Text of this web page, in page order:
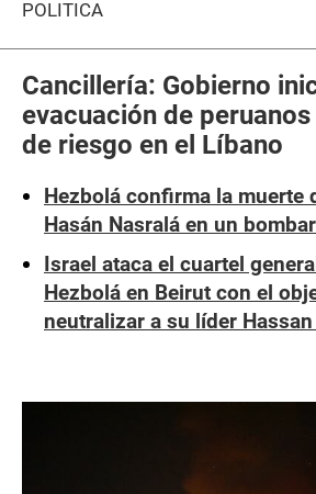
POLÍTICA
Cancillería: Gobierno
evacuación de
de riesgo en el Líbano
Hezbolá confirma la muerte
Hasán Nasralá en un
Israel ataca el cuartel
Hezbolá en Beirut con el
neutralizar a su líder